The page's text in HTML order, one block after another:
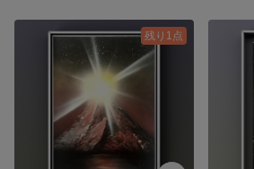
残り1点